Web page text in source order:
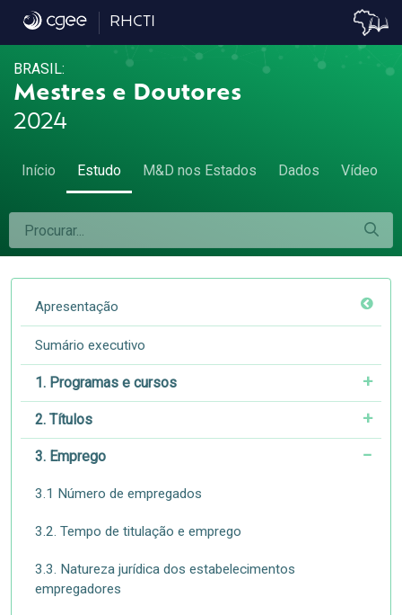
3.4. Tamanho dos estabelecimentos
RHCTI
BRASIL:
Mestres e Doutores
2024
Início Estudo M&D nos Estados Dados Vídeo
Apresentação
Sumário executivo
1. Programas e cursos
2. Títulos
3. Emprego
3.1 Número de empregados
3.2. Tempo de titulação e emprego
3.3. Natureza jurídica dos estabelecimentos
empregadores